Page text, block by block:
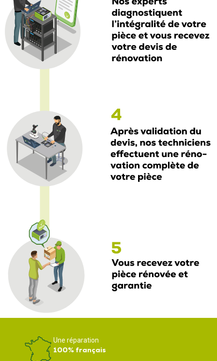
Une réparation
100% français